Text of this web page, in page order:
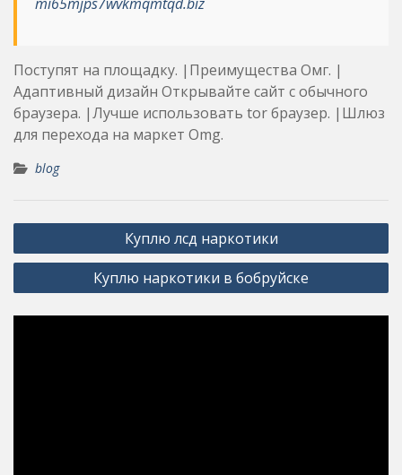
Поступят на площадку. |Преимущества Омг. |
Адаптивный дизайн Открывайте сайт с обычного
браузера. |Лучше использовать tor браузер. |Шлюз
для перехода на маркет Omg.
blog
Post
navigation
Куплю лсд наркотики
Куплю наркотики в бобруйске